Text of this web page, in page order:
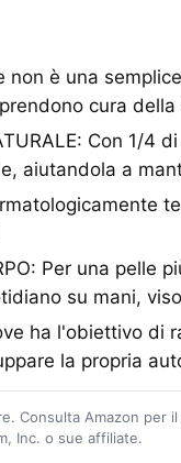
non è una
cura
Con 1/
aiutandola a
Per una pelle
su mani,
ha l'obiettivo
la propria
Consulta Amazon per
Inc. o sue affiliate.